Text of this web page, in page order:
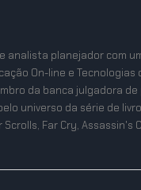
analista planejador com
On-line e
da banca julgadora
universo da série de
Far Cry,